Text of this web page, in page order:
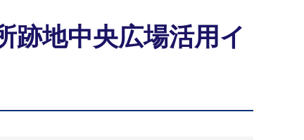
跡地中央広場活用イ